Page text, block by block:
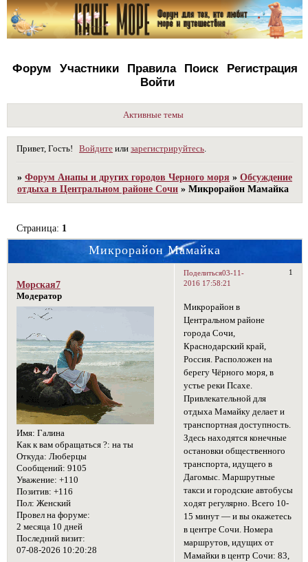
Форум Участники Правила Поиск
Регистрация
Войти
Активные темы
Привет, Гость! Войдите илизарегистрируйтесь
»Форум Анапы и других городов Черного моря »Обсуждение
отдыха в Центральном районе Сочи »Микрорайон Мамайка
Микрорайон Мамайка
Страница: 1
Поделиться 1
03-11-
2016 17:58:21
Морская7
Модератор
Имя: Галина
Как к вам обращаться ?: на ты
Откуда: Люберцы
Сообщений: 9105
Уважение: +110
Позитив: +116
Пол: Женский
Провел на форуме:
2 месяца 10 дней
Последний визит:
07-08-2026 10:20:28
Микрорайон в
Центральном районе
города Сочи,
Краснодарский край,
Россия. Расположен на
берегу Чёрного моря, в
устье реки Псахе.
Привлекательной для
отдыха Мамайку делает и
транспортная доступность.
Здесь находятся конечные
остановки общественного
транспорта, идущего в
Дагомыс. Маршрутные
такси и городские автобусы
ходят регулярно. Всего 10-
15 минут — и вы окажетесь
в центре Сочи. Номера
маршрутов, идущих от
Мамайки в центр Сочи: 83,